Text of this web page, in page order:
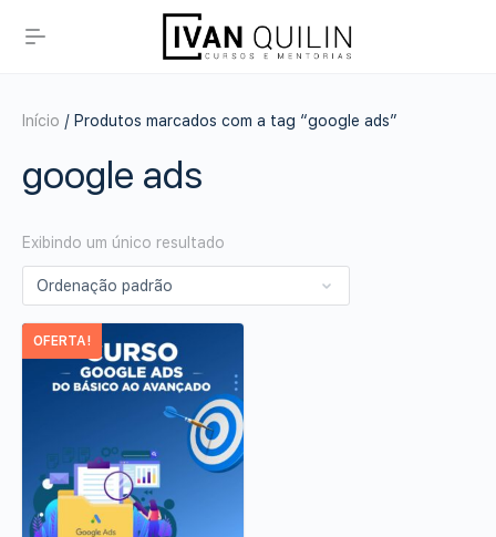
Início / Produtos marcados com a tag “google ads”
google ads
Exibindo um único resultado
OFERTA!